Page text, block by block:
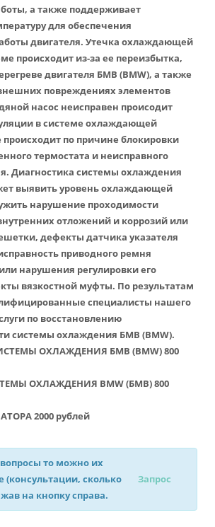
а также поддерживает
для обеспечения
двигателя. Утечка охлаждающей
происходит из-за ее переизбытка,
двигателя БМВ (BMW), а также
повреждениях элементов
насос неисправен происодит
в системе охлаждающей
по причине блокировки
термостата и неисправного
Диагностика системы охлаждения
выявить уровень охлаждающей
нарушение проходимости
отложений и коррозий или
дефекты датчика указателя
приводного ремня
нарушения регулировки его
вязкостной муфты. По результатам
специалисты нашего
по восстановлению
системы охлаждения БМВ (BMW).
ОХЛАЖДЕНИЯ БМВ (BMW) 800
ОХЛАЖДЕНИЯ BMW (БМВ) 800
2000 рублей
вопросы то можно их
(консультации, сколько
на кнопку справа.
Запрос